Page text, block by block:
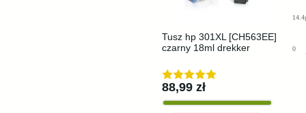
Tusz hp 301XL [CH563EE]
czarny 18ml drekker
88,99 zł
0